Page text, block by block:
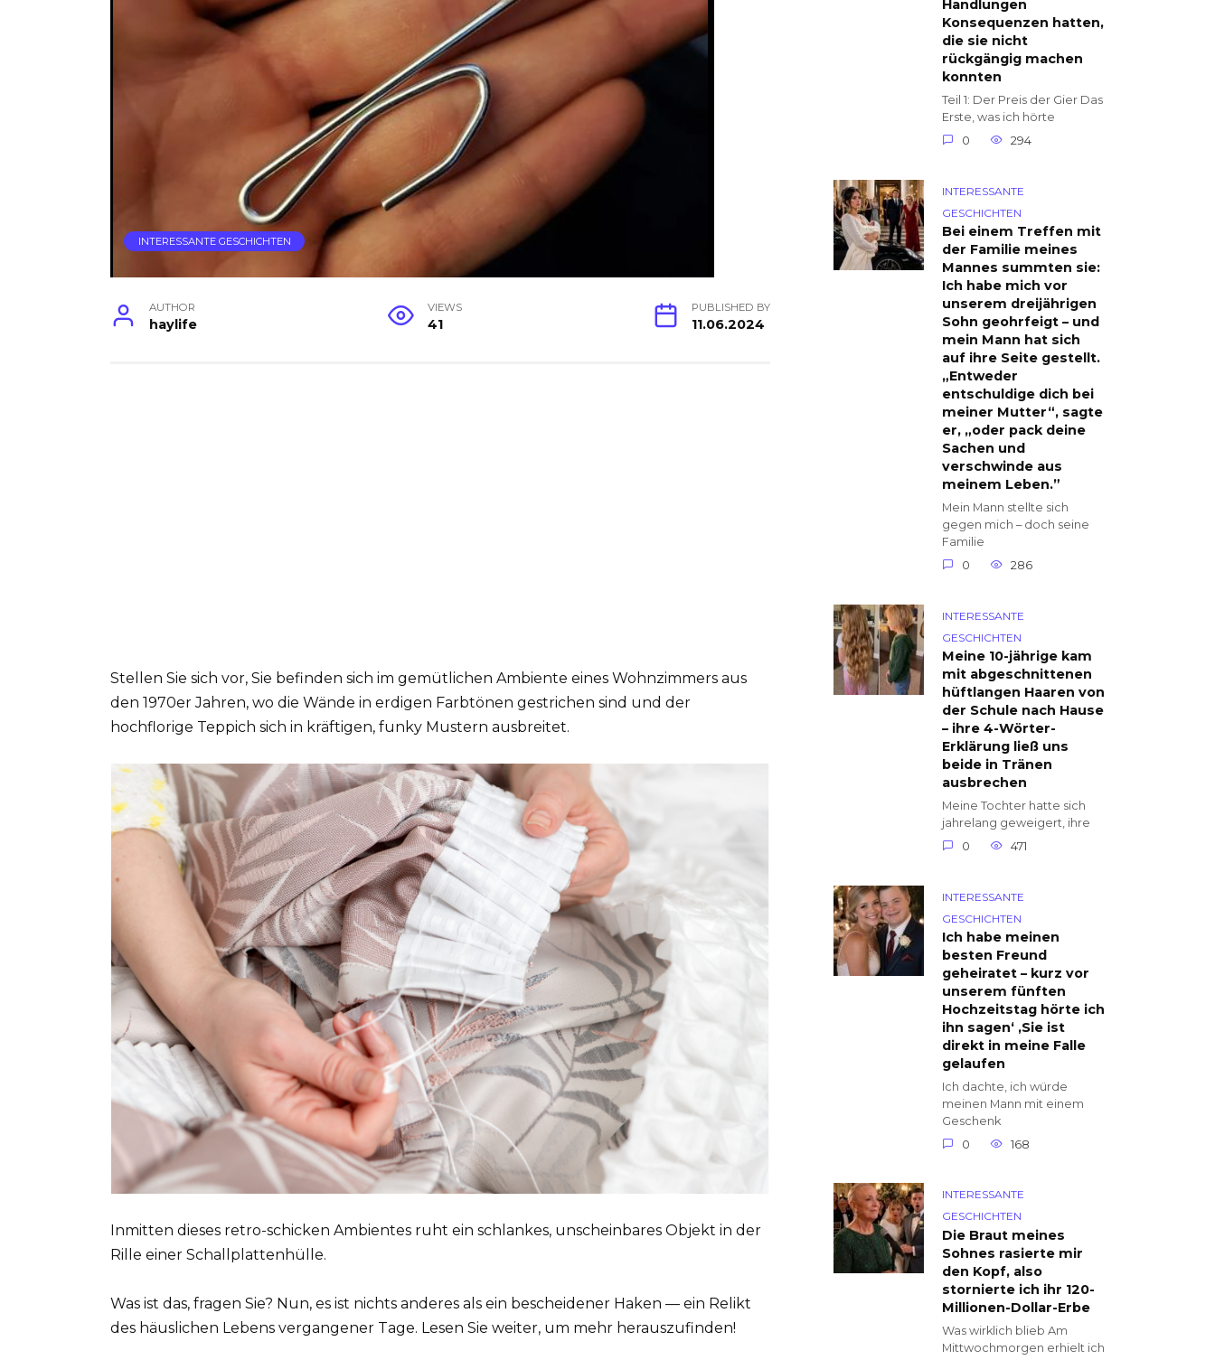
INTERESSANTE GESCHICHTEN
AUTHOR
haylife
VIEWS
41
PUBLISHED BY
11.06.2024
Stellen Sie sich vor, Sie befinden sich im gemütlichen Ambiente eines Wohnzimmers aus
den 1970er Jahren, wo die Wände in erdigen Farbtönen gestrichen sind und der
hochflorige Teppich sich in kräftigen, funky Mustern ausbreitet.
Inmitten dieses retro-schicken Ambientes ruht ein schlankes, unscheinbares Objekt in der
Rille einer Schallplattenhülle.
Was ist das, fragen Sie? Nun, es ist nichts anderes als ein bescheidener Haken — ein Relikt
des häuslichen Lebens vergangener Tage. Lesen Sie weiter, um mehr herauszufinden!
Handlungen
Konsequenzen hatten,
die sie nicht
rückgängig machen
konnten
Teil 1: Der Preis der Gier Das
Erste, was ich hörte
0
294
INTERESSANTE
GESCHICHTEN
Bei einem Treffen mit
der Familie meines
Mannes summten sie:
Ich habe mich vor
unserem dreijährigen
Sohn geohrfeigt – und
mein Mann hat sich
auf ihre Seite gestellt.
„Entweder
entschuldige dich bei
meiner Mutter“, sagte
er, „oder pack deine
Sachen und
verschwinde aus
meinem Leben.”
Mein Mann stellte sich
gegen mich – doch seine
Familie
0
286
INTERESSANTE
GESCHICHTEN
Meine 10-jährige kam
mit abgeschnittenen
hüftlangen Haaren von
der Schule nach Hause
– ihre 4-Wörter-
Erklärung ließ uns
beide in Tränen
ausbrechen
Meine Tochter hatte sich
jahrelang geweigert, ihre
0
471
INTERESSANTE
GESCHICHTEN
Ich habe meinen
besten Freund
geheiratet – kurz vor
unserem fünften
Hochzeitstag hörte ich
ihn sagen‘ ‚Sie ist
direkt in meine Falle
gelaufen
Ich dachte, ich würde
meinen Mann mit einem
Geschenk
0
168
INTERESSANTE
GESCHICHTEN
Die Braut meines
Sohnes rasierte mir
den Kopf, also
stornierte ich ihr 120-
Millionen-Dollar-Erbe
Was wirklich blieb Am
Mittwochmorgen erhielt ich